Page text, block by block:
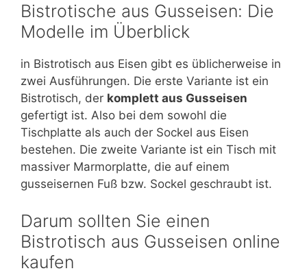
Bistrotische aus Gusseisen: Die
Modelle im Überblick
in Bistrotisch aus Eisen gibt es üblicherweise in
zwei Ausführungen. Die erste Variante ist ein
Bistrotisch, der komplett aus Gusseisen
gefertigt ist. Also bei dem sowohl die
Tischplatte als auch der Sockel aus Eisen
bestehen. Die zweite Variante ist ein Tisch mit
massiver Marmorplatte, die auf einem
gusseisernen Fuß bzw. Sockel geschraubt ist.
Darum sollten Sie einen
Bistrotisch aus Gusseisen online
kaufen